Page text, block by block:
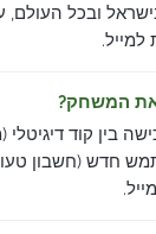
ובכל
למייל.
את המשחק?
בין קוד
חדש (חשבון